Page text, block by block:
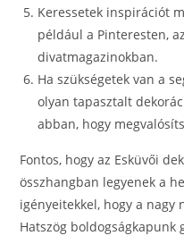
Keressetek inspirációt
például a Pinteresten,
divatmagazinokban.
Ha szükségetek van a
olyan tapasztalt
abban, hogy
Fontos, hogy az Esküvői
összhangban legyenek a
igényeitekkel, hogy a nagy
Hatszög